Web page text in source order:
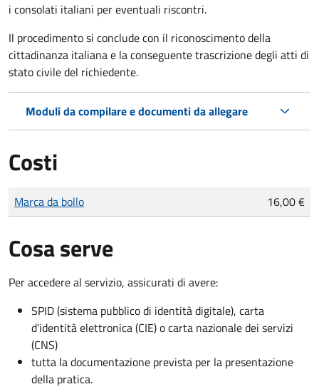
i consolati italiani per eventuali riscontri.
Il procedimento si conclude con il riconoscimento della
cittadinanza italiana e la conseguente trascrizione degli atti di
stato civile del richiedente.
Moduli da compilare e documenti da allegare
Costi
Tipo di pagamento
Importo
Marca da bollo 16,00 €
Cosa serve
Per accedere al servizio, assicurati di avere:
SPID (sistema pubblico di identità digitale), carta
d’identità elettronica (CIE) o carta nazionale dei servizi
(CNS)
tutta la documentazione prevista per la presentazione
della pratica.